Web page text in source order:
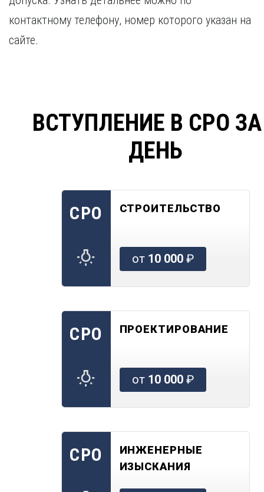
контактному телефону, номер которого указан на
сайте.
ВСТУПЛЕНИЕ В СРО
ДЕНЬ
СРО СТРОИТЕЛЬСТВО
от 10 000₽
СРО ПРОЕКТИРОВАНИЕ
от 10 000₽
СРО
ИНЖЕНЕРНЫЕ
ИЗЫСКАНИЯ